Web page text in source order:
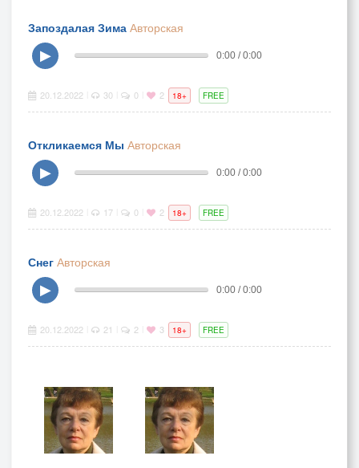
Запоздалая Зима Авторская
▶
0:00 / 0:00
20.12.2022 30 0 2 18+ FREE
Откликаемся Мы Авторская
▶
0:00 / 0:00
20.12.2022 17 0 2 18+ FREE
Снег Авторская
▶
0:00 / 0:00
20.12.2022 21 2 3 18+ FREE